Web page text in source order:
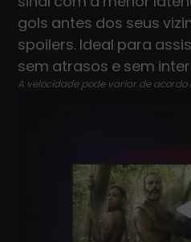
gols antes dos seus
spoilers. Ideal para
sem atrasos e sem
A velocidade pode variar de